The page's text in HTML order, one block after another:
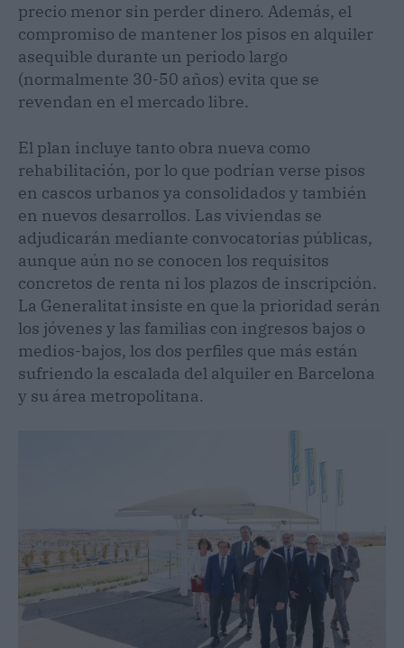
precio menor sin perder dinero. Además, el
compromiso de mantener los pisos en alquiler
asequible durante un periodo largo
(normalmente 30-50 años) evita que se
revendan en el mercado libre.
El plan incluye tanto obra nueva como
rehabilitación, por lo que podrían verse pisos
en cascos urbanos ya consolidados y también
en nuevos desarrollos. Las viviendas se
adjudicarán mediante convocatorias públicas,
aunque aún no se conocen los requisitos
concretos de renta ni los plazos de inscripción.
La Generalitat insiste en que la prioridad serán
los jóvenes y las familias con ingresos bajos o
medios-bajos, los dos perfiles que más están
sufriendo la escalada del alquiler en Barcelona
y su área metropolitana.